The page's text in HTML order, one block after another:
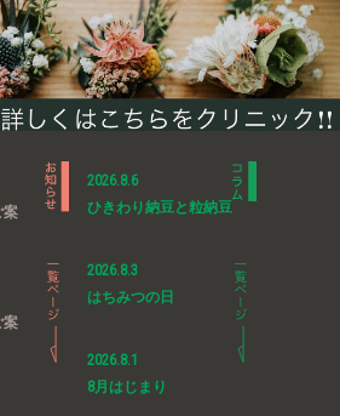
案
案
2026.8.6
ひきわり納豆と粒納豆
2026.8.3
はちみつの日
2026.8.1
8月はじまり